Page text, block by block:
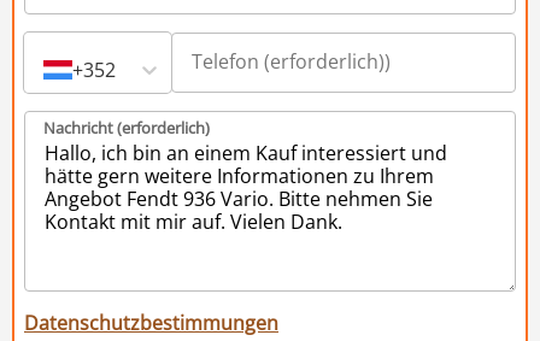
+352
Nachricht (erforderlich)
Datenschutzbestimmungen